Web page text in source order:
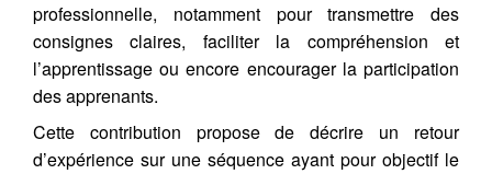
professionnelle, notamment pour transmettre des
consignes claires, faciliter la compréhension et
l’apprentissage ou encore encourager la participation
des apprenants.
Cette contribution propose de décrire un retour
d’expérience sur une séquence ayant pour objectif le